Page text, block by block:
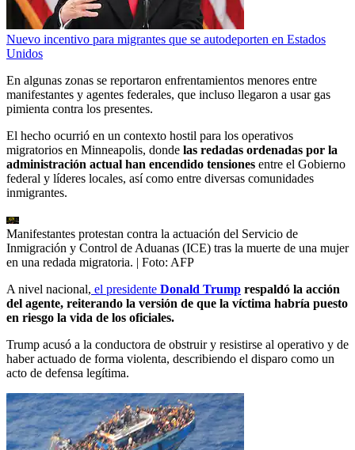
Nuevo incentivo para migrantes que se autodeporten en Estados
Unidos
En algunas zonas se reportaron enfrentamientos menores entre
manifestantes y agentes federales, que incluso llegaron a usar gas
pimienta contra los presentes.
El hecho ocurrió en un contexto hostil para los operativos
migratorios en Minneapolis, donde las redadas ordenadas por la
administración actual han encendido tensiones entre el Gobierno
federal y líderes locales, así como entre diversas comunidades
inmigrantes.
Manifestantes protestan contra la actuación del Servicio de
Inmigración y Control de Aduanas (ICE) tras la muerte de una mujer
en una redada migratoria. | Foto: AFP
A nivel nacional, el presidente Donald Trump respaldó la acción
del agente, reiterando la versión de que la víctima habría puesto
en riesgo la vida de los oficiales.
Trump acusó a la conductora de obstruir y resistirse al operativo y de
haber actuado de forma violenta, describiendo el disparo como un
acto de defensa legítima.